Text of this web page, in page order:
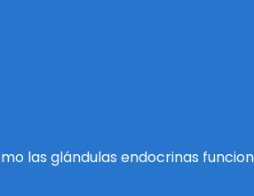
las glándulas endocrinas